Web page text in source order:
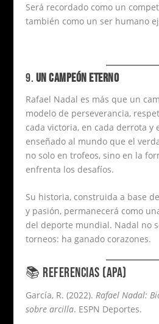
Será recordado como un
también como un ser humano
9. UN CAMPEÓN ETERNO
Rafael Nadal es más que un
modelo de perseverancia,
cada victoria, en cada derrota y
enseñado al mundo que el
no solo en trofeos, sino en la
enfrenta los desafíos.
Su historia, construida a base
y pasión, permanecerá como
del deporte mundial. Nadal no
torneos: ha ganado corazones.
📚 REFERENCIAS (APA)
García, R. (2022).Rafael Nadal:
sobre arcilla. ESPN Deportes.